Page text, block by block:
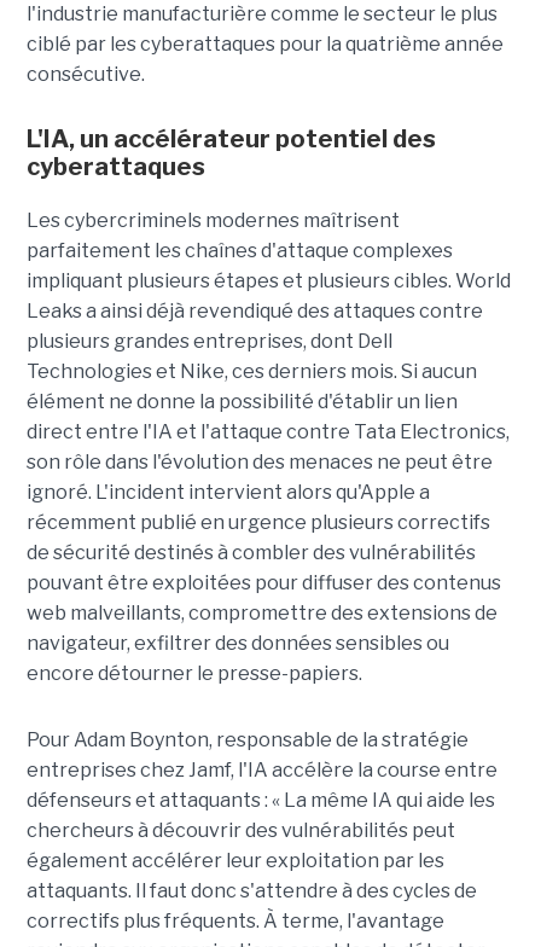
l'industrie manufacturière comme le secteur le plus
ciblé par les cyberattaques pour la quatrième année
consécutive.
L'IA, un accélérateur potentiel des
cyberattaques
Les cybercriminels modernes maîtrisent
parfaitement les chaînes d'attaque complexes
impliquant plusieurs étapes et plusieurs cibles. World
Leaks a ainsi déjà revendiqué des attaques contre
plusieurs grandes entreprises, dont Dell
Technologies et Nike, ces derniers mois. Si aucun
élément ne donne la possibilité d'établir un lien
direct entre l'IA et l'attaque contre Tata Electronics,
son rôle dans l'évolution des menaces ne peut être
ignoré. L'incident intervient alors qu'Apple a
récemment publié en urgence plusieurs correctifs
de sécurité destinés à combler des vulnérabilités
pouvant être exploitées pour diffuser des contenus
web malveillants, compromettre des extensions de
navigateur, exfiltrer des données sensibles ou
encore détourner le presse-papiers.
PourAdam Boynton, responsable de la stratégie
entreprises chezJamf, l'IA accélère la course entre
défenseurs et attaquants : « La même IA qui aide les
chercheurs à découvrir des vulnérabilités peut
également accélérer leur exploitation par les
attaquants. Il faut donc s'attendre à des cycles de
correctifs plus fréquents. À terme, l'avantage